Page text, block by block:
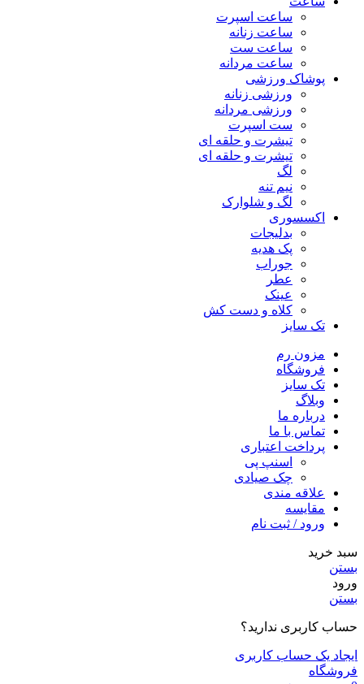
ساعت اسپرت
ساعت زنانه
ساعت ست
ساعت مردانه
پوشاک ورزشی
ورزشی زنانه
ورزشی مردانه
ست اسپرت
تیشرت و حلقه ای
تیشرت و حلقه ای
لگ
نیم تنه
لگ و شلوارک
اکسسوری
بدلیجات
پک هدیه
جوراب
عطر
عینک
کلاه و دست کش
تک سایز
مزون رم
فروشگاه
تک سایز
وبلاگ
درباره ما
تماس با ما
پرداخت اعتباری
اسنپ پی
چک صیادی
علاقه مندی
مقايسه
ورود / ثبت نام
سبد خرید
بستن
ورود
بستن
حساب کاربری ندارید؟
ایجاد یک حساب کاربری
فروشگاه